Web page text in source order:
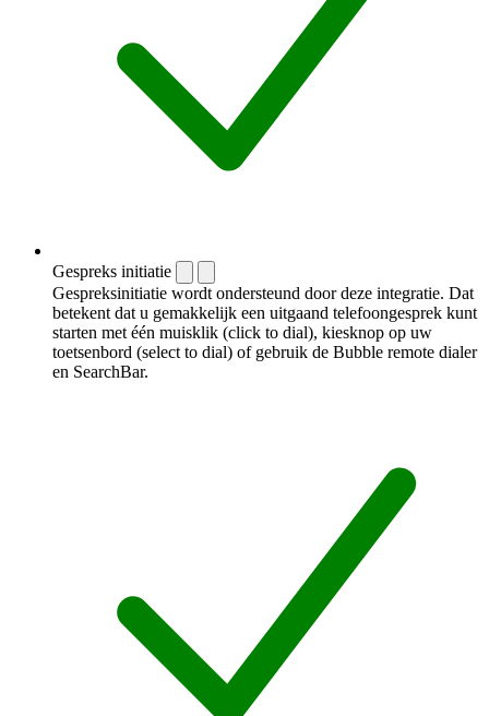
Gespreks initiatie
Gespreksinitiatie wordt ondersteund door deze integratie. Dat
betekent dat u gemakkelijk een uitgaand telefoongesprek kunt
starten met één muisklik (click to dial), kiesknop op uw
toetsenbord (select to dial) of gebruik de Bubble remote dialer
en SearchBar.